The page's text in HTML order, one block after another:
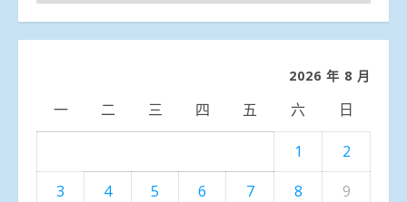
聞
分
2026 年 8 月
一 二 三 四 五 六 日
1
2
3
4 5 6 7 8
9